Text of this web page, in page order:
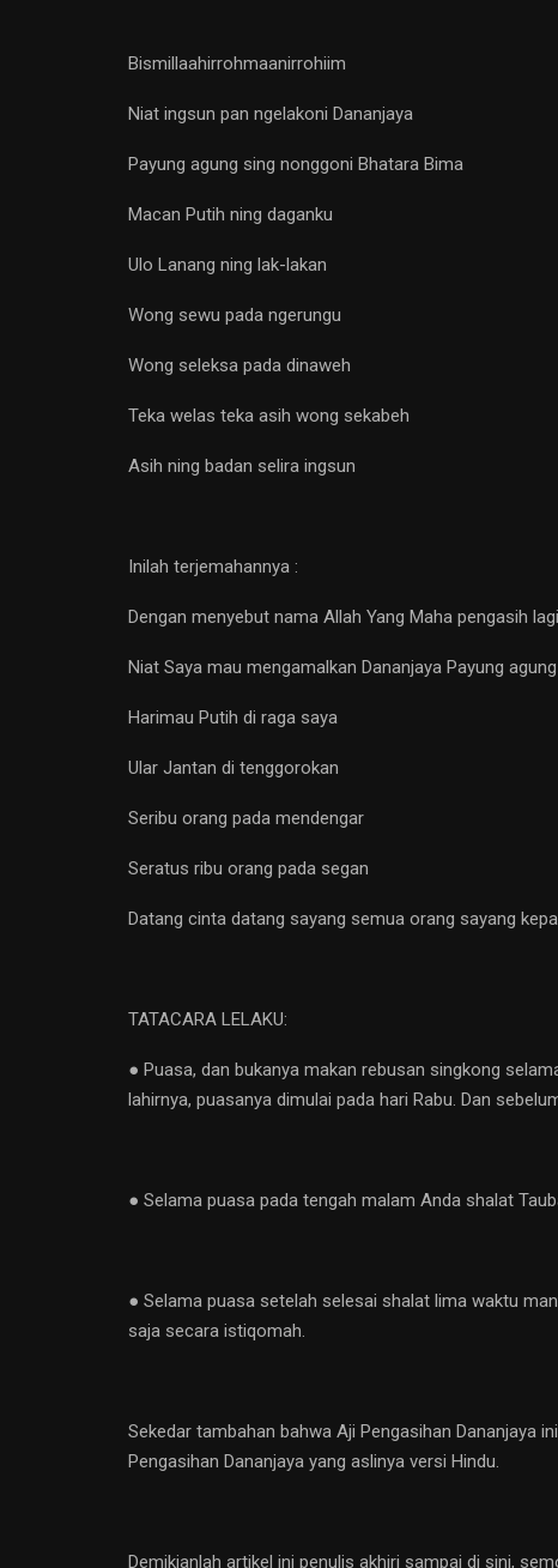
Bismillaahirrohmaanirrohiim
Niat ingsun pan ngelakoni Dananjaya
Payung agung sing nonggoni Bhatara Bima
Macan Putih ning daganku
Ulo Lanang ning lak-lakan
Wong sewu pada ngerungu
Wong seleksa pada dinaweh
Teka welas teka asih wong sekabeh
Asih ning badan selira ingsun
Inilah terjemahannya :
Dengan menyebut nama Allah Yang Maha pengasih
Niat Saya mau mengamalkan Dananjaya Payung
Harimau Putih di raga saya
Ular Jantan di tenggorokan
Seribu orang pada mendengar
Seratus ribu orang pada segan
Datang cinta datang sayang semua orang sayang
TATACARA LELAKU:
● Puasa, dan bukanya makan rebusan singkong
lahirnya, puasanya dimulai pada hari Rabu. Dan
● Selama puasa pada tengah malam Anda shalat
● Selama puasa setelah selesai shalat lima waktu
saja secara istiqomah.
Sekedar tambahan bahwa Aji Pengasihan Dananjaya
Pengasihan Dananjaya yang aslinya versi Hindu.
Demikianlah artikel ini penulis akhiri sampai di sini,